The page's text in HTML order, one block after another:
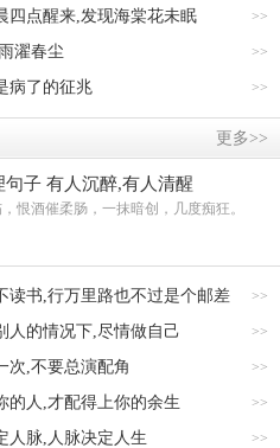
>>
四点醒来,发现海棠花未眠
>>
濯春尘
>>
病了的征兆
更多>>
子 有人沉醉,有人清醒
恨酒催柔肠，一抹暗创，几度痴狂。
>>
读书,行万里路也不过是个邮差
>>
人的情况下,尽情做自己
>>
次,不要总演配角
>>
的人,才配得上你的余生
>>
人脉,人脉决定人生